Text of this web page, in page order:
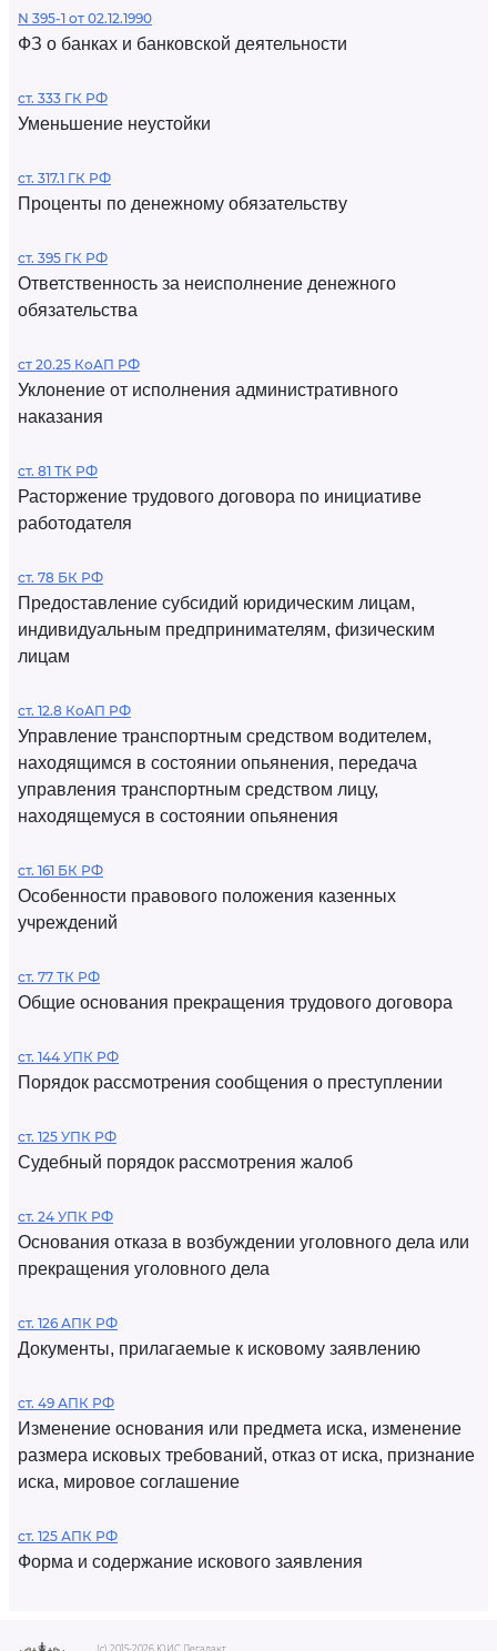
N 395-1 от 02.12.1990
ФЗ о банках и банковской деятельности
ст. 333 ГК РФ
Уменьшение неустойки
ст. 317.1 ГК РФ
Проценты по денежному обязательству
ст. 395 ГК РФ
Ответственность за неисполнение денежного
обязательства
ст 20.25 КоАП РФ
Уклонение от исполнения административного
наказания
ст. 81 ТК РФ
Расторжение трудового договора по инициативе
работодателя
ст. 78 БК РФ
Предоставление субсидий юридическим лицам,
индивидуальным предпринимателям, физическим
лицам
ст. 12.8 КоАП РФ
Управление транспортным средством водителем,
находящимся в состоянии опьянения, передача
управления транспортным средством лицу,
находящемуся в состоянии опьянения
ст. 161 БК РФ
Особенности правового положения казенных
учреждений
ст. 77 ТК РФ
Общие основания прекращения трудового договора
ст. 144 УПК РФ
Порядок рассмотрения сообщения о преступлении
ст. 125 УПК РФ
Судебный порядок рассмотрения жалоб
ст. 24 УПК РФ
Основания отказа в возбуждении уголовного дела или
прекращения уголовного дела
ст. 126 АПК РФ
Документы, прилагаемые к исковому заявлению
ст. 49 АПК РФ
Изменение основания или предмета иска, изменение
размера исковых требований, отказ от иска, признание
иска, мировое соглашение
ст. 125 АПК РФ
Форма и содержание искового заявления
(c) 2015-2026 ЮИС Легалакт